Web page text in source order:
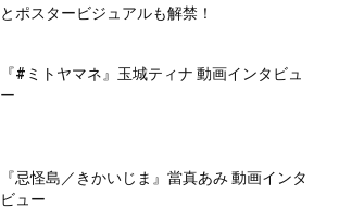
とポスタービジュアルも解禁！
『#ミトヤマネ』玉城ティナ 動画インタビュ
ー
『忌怪島／きかいじま』當真あみ 動画インタ
ビュー